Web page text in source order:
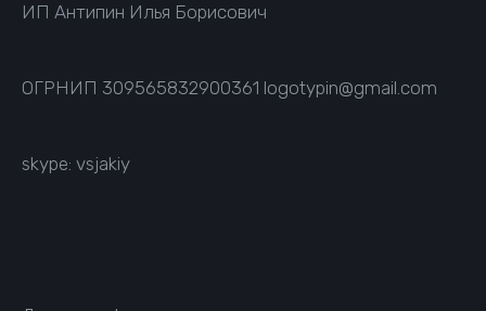
ИП Антипин Илья Борисович
ОГРНИП 309565832900361 logotypin@gmail.com
skype: vsjakiy